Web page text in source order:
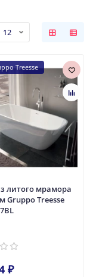
Treesse
литого мрамора
Gruppo Treesse
₽